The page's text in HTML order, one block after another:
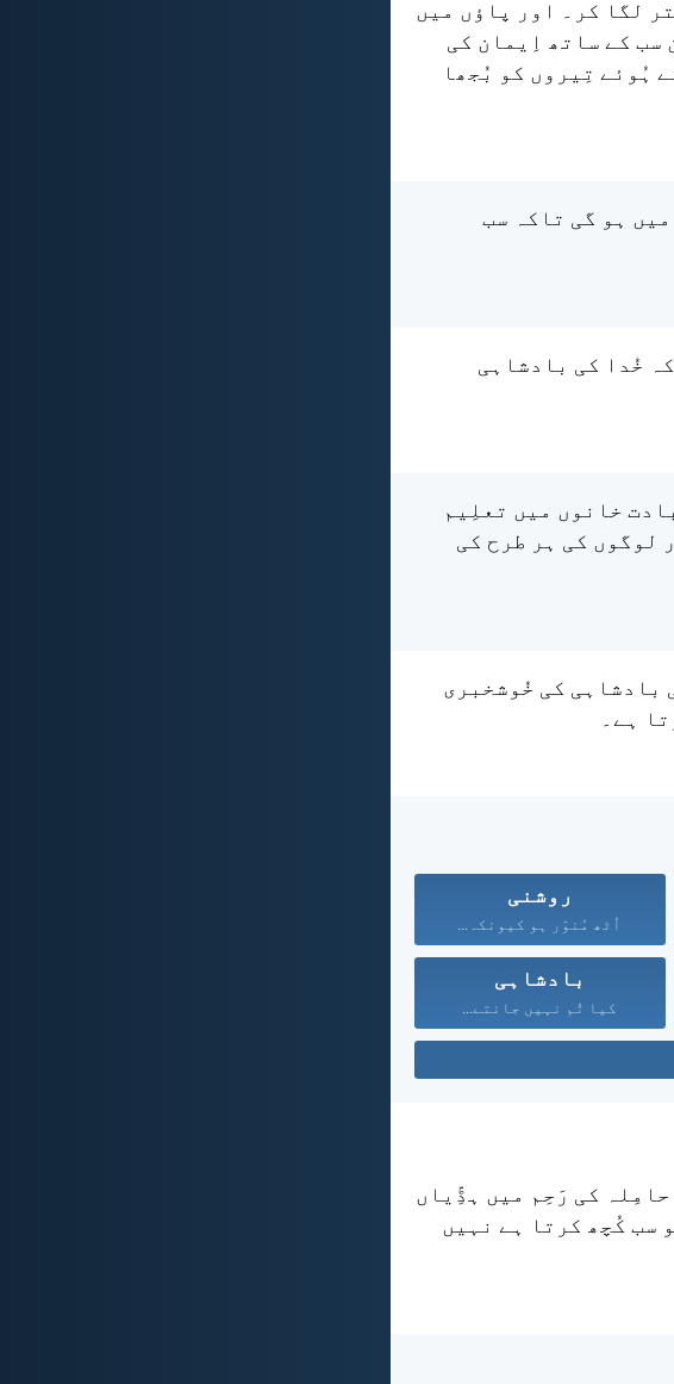
لگا کر۔ اور پاؤں میں
سب کے ساتھ اِیمان کی
ہُوئے تِیروں کو بُجھا
ہو گی تاکہ سب
خُدا کی بادشاہی
خانوں میں تعلِیم
لوگوں کی ہر طرح کی
بادشاہی کی خُوشخبری
ہے۔
روشنی
اُٹھ مُنوّر ہو کیونکہ...
بادشاہی
کیا تُم نہیں جانتے...
کی رَحِم میں ہڈِّیاں
سب کُچھ کرتا ہے نہیں